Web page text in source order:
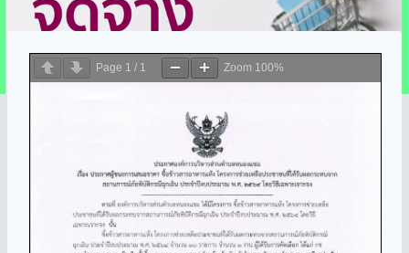
Page 1 / 1 Zoom 100%